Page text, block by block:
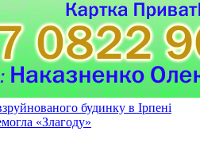
будинку в Ірпені
«Злагоду»